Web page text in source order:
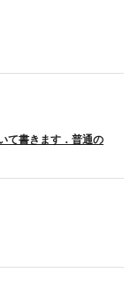
て書きます．普通の